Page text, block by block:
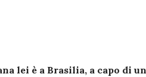
lei è a Brasilia, a capo di